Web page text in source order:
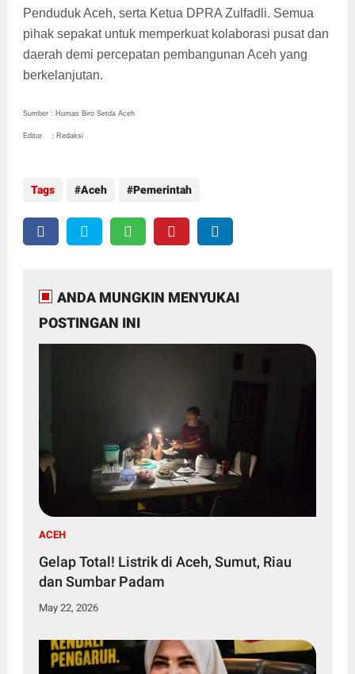
Penduduk Aceh, serta Ketua DPRA Zulfadli. Semua
pihak sepakat untuk memperkuat kolaborasi pusat dan
daerah demi percepatan pembangunan Aceh yang
berkelanjutan.
Sumber : Humas Biro Setda Aceh
Editor : Redaksi
Tags Aceh Pemerintah
ANDA MUNGKIN MENYUKAI
POSTINGAN INI
ACEH
Gelap Total! Listrik di Aceh, Sumut, Riau
dan Sumbar Padam
May 22, 2026